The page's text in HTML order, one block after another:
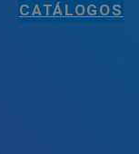
CATÁLOGOS